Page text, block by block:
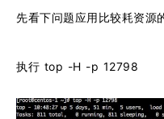
先看下问题应用比较耗资源
执行 top -H -p 12798